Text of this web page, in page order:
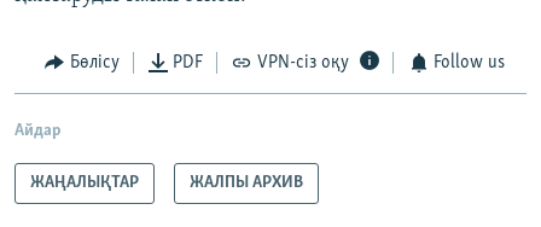
Бөлісу PDF VPN-сіз оқу Follow us
Айдар
ЖАҢАЛЫҚТАР ЖАЛПЫ АРХИВ